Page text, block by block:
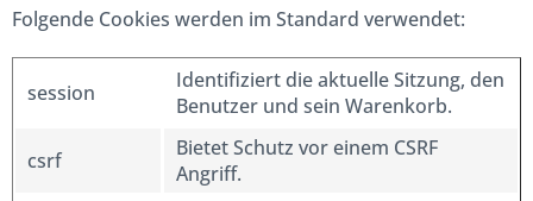
Folgende Cookies werden im Standard verwendet:
session
Identifiziert die aktuelle Sitzung, den
Benutzer und sein Warenkorb.
csrf
Bietet Schutz vor einem CSRF
Angriff.